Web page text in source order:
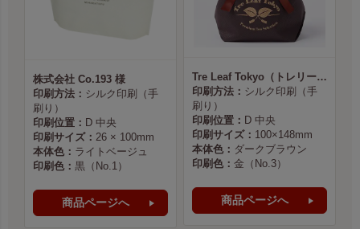
株式会社 Co.193 様
印刷方法： シルク印刷（手
刷り）
印刷位置： D 中央
印刷サイズ： 26 × 100mm
本体色： ライトベージュ
印刷色： 黒（No.1）
商品ページへ
Tre Leaf Tokyo（トレリーフ東京） 様
印刷方法： シルク印刷（手
刷り）
印刷位置： D 中央
印刷サイズ： 100×148mm
本体色： ダークブラウン
印刷色： 金（No.3）
商品ページへ